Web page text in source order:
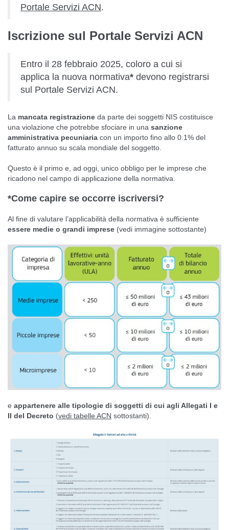
Portale Servizi ACN.
Iscrizione sul Portale Servizi ACN
Entro il 28 febbraio 2025, coloro a cui si
applica la nuova normativa* devono registrarsi
sul Portale Servizi ACN.
La mancata registrazione da parte dei soggetti NIS costituisce
una violazione che potrebbe sfociare in una sanzione
amministrativa pecuniaria con un importo fino allo 0.1% del
fatturato annuo su scala mondiale del soggetto.
Questo è il primo e, ad oggi, unico obbligo per le imprese che
ricadono nel campo di applicazione della normativa.
*Come capire se occorre iscriversi?
Al fine di valutare l’applicabilità della normativa è sufficiente
essere medie o grandi imprese (vedi immagine sottostante)
e appartenere alle tipologie di soggetti di cui agli Allegati I e
II del Decreto (vedi tabelle ACN sottostanti).